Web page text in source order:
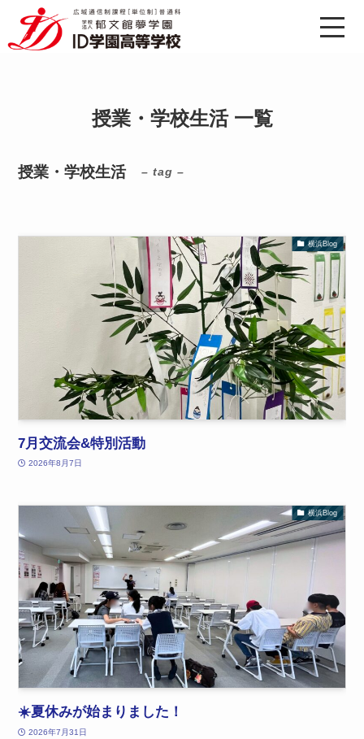
授業・学校生活 一覧
授業・学校生活 – tag –
横浜Blog
7月交流会&特別活動
2026年8月7日
横浜Blog
☀️夏休みが始まりました！
2026年7月31日